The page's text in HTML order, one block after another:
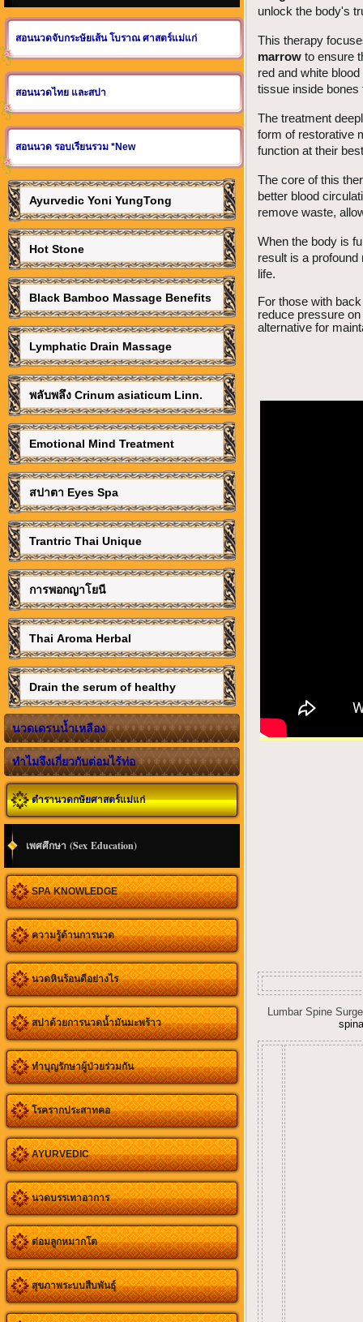
สอนนวดจับกระษัยเส้น โบราณ ศาสตร์แม่แก่
สอนนวดไทย และสปา
สอนนวด รอบเรียนรวม *New
Ayurvedic Yoni YungTong
Hot Stone
Black Bamboo Massage Benefits
Lymphatic Drain Massage
พลับพลึง Crinum asiaticum Linn.
Emotional Mind Treatment
สปาตา Eyes Spa
Trantric Thai Unique
การพอกญาโยนี
Thai Aroma Herbal
Drain the serum of healthy
นวดเดรนน้ำเหลือง
ทำไมจึงเกี่ยวกับต่อมไร้ท่อ
ตำรานวดกษัยศาสตร์แม่แก่
เพศศึกษา (Sex Education)
SPA KNOWLEDGE
ความรู้ด้านการนวด
นวดหินร้อนดีอย่างไร
สปาด้วยการนวดน้ำมันมะพร้าว
ทำบุญรักษาผู้ป่วยร่วมกัน
โรครากประสาทคอ
AYURVEDIC
นวดบรรเทาอาการ
ต่อมลูกหมากโต
สุขภาพระบบสืบพันธุ์
unlock the body's
This therapy
marrow to ensure
red and white
tissue inside bones
The treatment
form of restorative
function at their
The core of this
better blood
remove waste,
When the body is
result is a
life.
For those with
reduce pressure
alternative for
Lumbar Spine